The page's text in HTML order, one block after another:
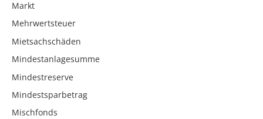
Markt
Mehrwertsteuer
Mietsachschäden
Mindestanlagesumme
Mindestreserve
Mindestsparbetrag
Mischfonds